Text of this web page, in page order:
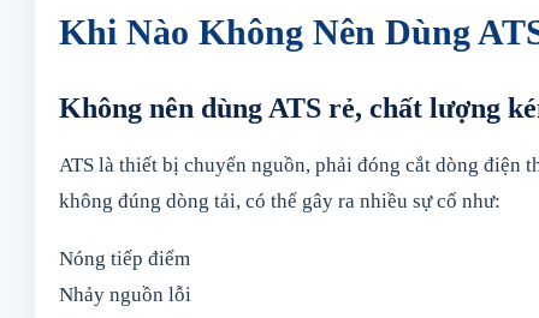
Khi Nào Không Nên Dùng
Không nên dùng ATS rẻ, chất lượng
ATS là thiết bị chuyển nguồn, phải đóng cắt dòng điện
không đúng dòng tải, có thể gây ra nhiều sự cố như:
Nóng tiếp điểm
Nhảy nguồn lỗi